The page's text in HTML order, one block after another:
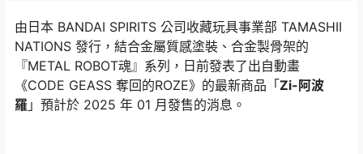
由日本 BANDAI SPIRITS 公司收藏玩具事業部 TAMASHII
NATIONS 發行，結合金屬質感塗裝、合金製骨架的
『METAL ROBOT魂』系列，日前發表了出自動畫
《CODE GEASS 奪回的ROZE》的最新商品「Zi-阿波
羅 」預計於 2025 年 01 月發售的消息。